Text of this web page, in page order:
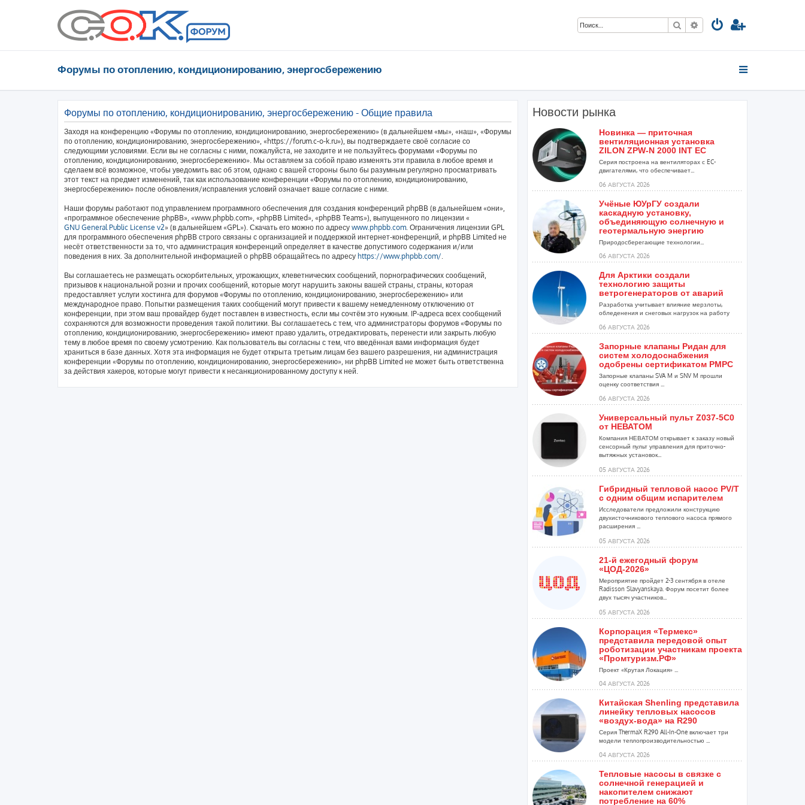
Поиск Расширенный поиск
Форумы по отоплению, кондиционированию, энергосбережению
Форумы по отоплению, кондиционированию, энергосбережению - Общие правила
Заходя на конференцию «Форумы по отоплению, кондиционированию, энергосбережению» (в дальнейшем «мы», «наш», «Форумы
по отоплению, кондиционированию, энергосбережению», «https://forum.c-o-k.ru»), вы подтверждаете своё согласие со
следующими условиями. Если вы не согласны с ними, пожалуйста, не заходите и не пользуйтесь форумами «Форумы по
отоплению, кондиционированию, энергосбережению». Мы оставляем за собой право изменять эти правила в любое время и
сделаем всё возможное, чтобы уведомить вас об этом, однако с вашей стороны было бы разумным регулярно просматривать
этот текст на предмет изменений, так как использование конференции «Форумы по отоплению, кондиционированию,
энергосбережению» после обновления/исправления условий означает ваше согласие с ними.
Наши форумы работают под управлением программного обеспечения для создания конференций phpBB (в дальнейшем «они»,
«программное обеспечение phpBB», «www.phpbb.com», «phpBB Limited», «phpBB Teams»), выпущенного по лицензии «
GNU General Public License v2» (в дальнейшем «GPL»). Скачать его можно по адресу www.phpbb.com. Ограничения лицензии GPL
для программного обеспечения phpBB строго связаны с организацией и поддержкой интернет-конференций, и phpBB Limited не
несёт ответственности за то, что администрация конференций определяет в качестве допустимого содержания и/или
поведения в них. За дополнительной информацией о phpBB обращайтесь по адресу https://www.phpbb.com/.
Вы соглашаетесь не размещать оскорбительных, угрожающих, клеветнических сообщений, порнографических сообщений,
призывов к национальной розни и прочих сообщений, которые могут нарушить законы вашей страны, страны, которая
предоставляет услуги хостинга для форумов «Форумы по отоплению, кондиционированию, энергосбережению» или
международное право. Попытки размещения таких сообщений могут привести к вашему немедленному отключению от
конференции, при этом ваш провайдер будет поставлен в известность, если мы сочтём это нужным. IP-адреса всех сообщений
сохраняются для возможности проведения такой политики. Вы соглашаетесь с тем, что администраторы форумов «Форумы по
отоплению, кондиционированию, энергосбережению» имеют право удалить, отредактировать, перенести или закрыть любую
тему в любое время по своему усмотрению. Как пользователь вы согласны с тем, что введённая вами информация будет
храниться в базе данных. Хотя эта информация не будет открыта третьим лицам без вашего разрешения, ни администрация
конференции «Форумы по отоплению, кондиционированию, энергосбережению», ни phpBB Limited не может быть ответственна
за действия хакеров, которые могут привести к несанкционированному доступу к ней.
Новости рынка
Новинка — приточная
вентиляционная установка
ZILON ZPW-N 2000 INT EC
Серия построена на вентиляторах с EC-
двигателями, что обеспечивает...
06 АВГУСТА 2026
Учёные ЮУрГУ создали
каскадную установку,
объединяющую солнечную и
геотермальную энергию
Природосберегающие технологии...
06 АВГУСТА 2026
Для Арктики создали
технологию защиты
ветрогенераторов от аварий
Разработка учитывает влияние мерзлоты,
обледенения и снеговых нагрузок на работу
06 АВГУСТА 2026
Запорные клапаны Ридан для
систем холодоснабжения
одобрены сертификатом РМРС
Запорные клапаны SVA M и SNV M прошли
оценку соответствия ...
06 АВГУСТА 2026
Универсальный пульт Z037-5C0
от НЕВАТОМ
Компания НЕВАТОМ открывает к заказу новый
сенсорный пульт управления для приточно-
вытяжных установок...
05 АВГУСТА 2026
Гибридный тепловой насос PV/T
с одним общим испарителем
Исследователи предложили конструкцию
двухисточникового теплового насоса прямого
расширения ...
05 АВГУСТА 2026
21-й ежегодный форум
«ЦОД-2026»
Мероприятие пройдет 2-3 сентября в отеле
Radisson Slavyanskaya. Форум посетит более
двух тысяч участников...
05 АВГУСТА 2026
Корпорация «Термекс»
представила передовой опыт
роботизации участникам проекта
«Промтуризм.РФ»
Проект «Крутая Локация» ...
04 АВГУСТА 2026
Китайская Shenling представила
линейку тепловых насосов
«воздух-вода» на R290
Серия ThermaX R290 All-In-One включает три
модели теплопроизводительностью ...
04 АВГУСТА 2026
Тепловые насосы в связке с
солнечной генерацией и
накопителем снижают
потребление на 60%